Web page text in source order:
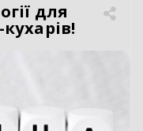
знання
для